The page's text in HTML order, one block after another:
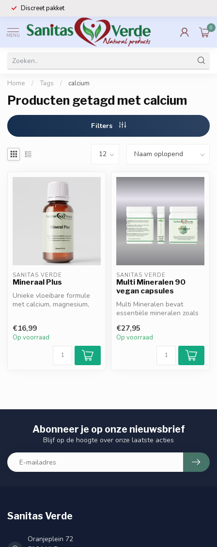
Discreet pakket
MENU
0
Home / Tags / calcium
Producten getagd met calcium
Filters
SANITAS VERDE
Mineraal Plus
Unieke vloeibare formule
met calcium, magnesium,
€16,99
Op voorraad
SANITAS VERDE
Multi Mineralen 90
vegan capsules
Multi Mineralen bevat
essentiële mineralen zoals
ijzer...
€27,95
Op voorraad
Abonneer je op onze nieuwsbrief
Blijf op de hoogte over onze laatste acties
Sanitas Verde
Oranjeplein 72